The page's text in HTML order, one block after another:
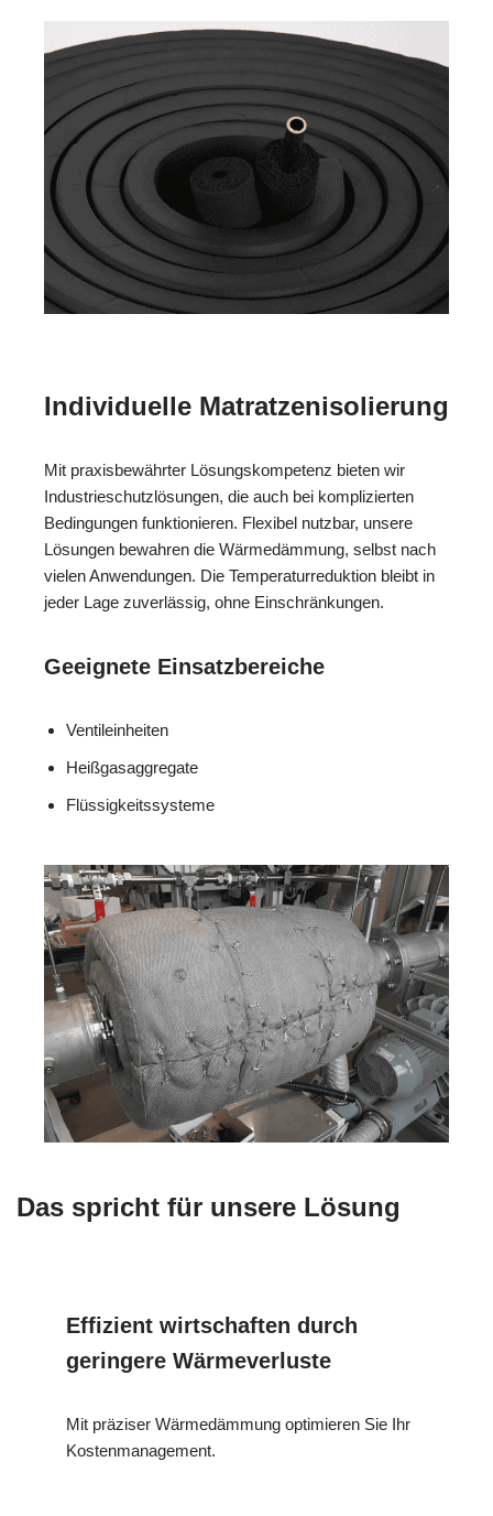
Individuelle Matratzenisolierung
Mit praxisbewährter Lösungskompetenz bieten wir
Industrieschutzlösungen, die auch bei komplizierten
Bedingungen funktionieren. Flexibel nutzbar, unsere
Lösungen bewahren die Wärmedämmung, selbst nach
vielen Anwendungen. Die Temperaturreduktion bleibt in
jeder Lage zuverlässig, ohne Einschränkungen.
Geeignete Einsatzbereiche
Ventileinheiten
Heißgasaggregate
Flüssigkeitssysteme
Das spricht für unsere Lösung
Effizient wirtschaften durch
geringere Wärmeverluste
Mit präziser Wärmedämmung optimieren Sie Ihr
Kostenmanagement.